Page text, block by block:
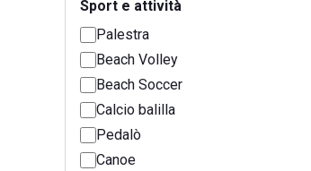
Sport e attività
Palestra
Beach Volley
Beach Soccer
Calcio balilla
Pedalò
Canoe